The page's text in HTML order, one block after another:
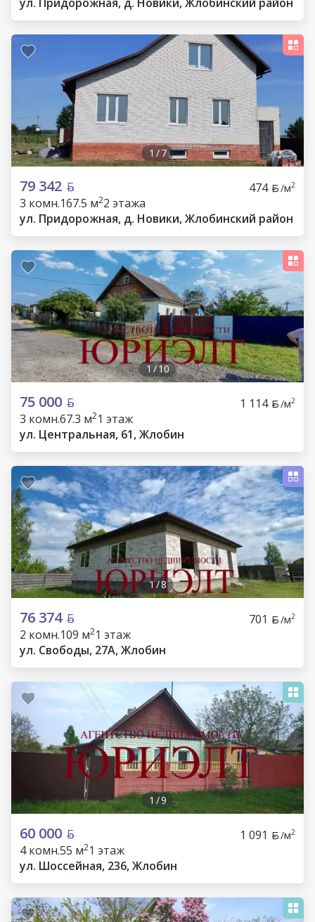
1 /7
79 342 474 /м2
3 комн.167.5 м22 этажа
ул. Придорожная, д. Новики, Жлобинский район
1/10
75 000 1 114 /м2
3 комн.67.3 м21 этаж
ул. Центральная, 61, Жлобин
1/8
76 374 701 /м2
2 комн.109 м21 этаж
ул. Свободы, 27А, Жлобин
1 /9
60 000 1 091 /м2
4 комн.55 м21 этаж
ул. Шоссейная, 236, Жлобин